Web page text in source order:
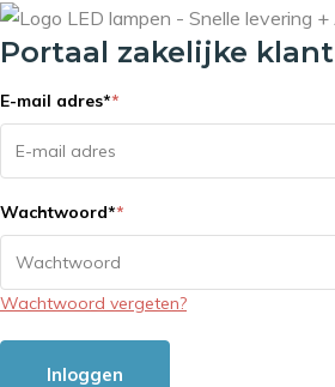
Portaal zakelijke klant
E-mail adres**
Wachtwoord**
Wachtwoord vergeten?
Inloggen